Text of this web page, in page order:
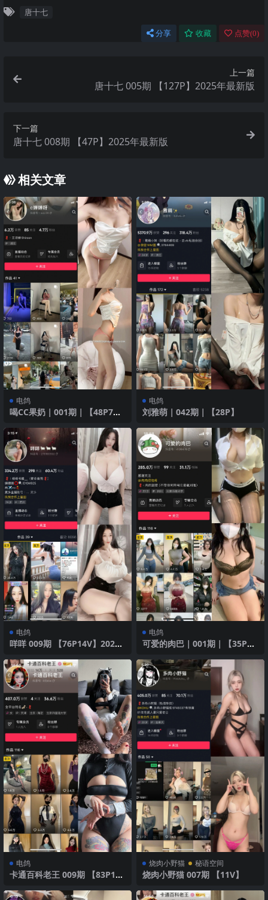
唐十七
分享 收藏 点赞(0)
上一篇
唐十七 005期 【127P】2025年最新版
下一篇
唐十七 008期 【47P】2025年最新版
相关文章
电鸽
喝CC果奶｜001期｜【48P7
电鸽
刘雅萌｜042期｜【28P】
电鸽
咩咩 009期 【76P14V】2025
电鸽
可爱的肉巴｜001期｜【35P6
电鸽
卡通百科老王 009期 【83P1
烧肉小野猫 秘语空间
烧肉小野猫 007期 【11V】